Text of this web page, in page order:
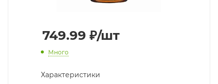
749.99 ₽/шт
Много
Характеристики